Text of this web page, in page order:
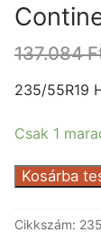
137.084
235/55R19
Csak 1
Continental
870P
Kosárba
Cikkszám: